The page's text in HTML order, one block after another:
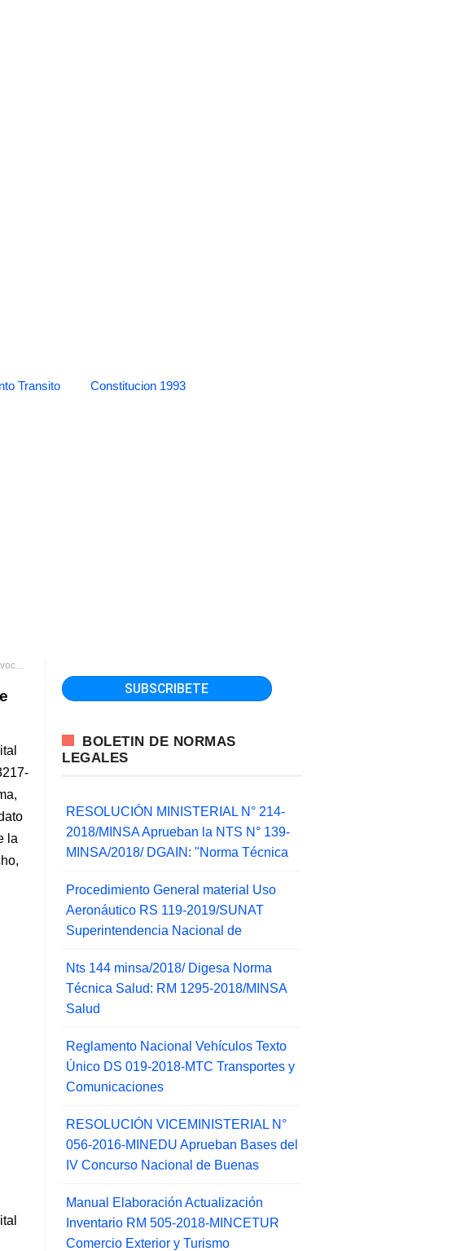
Transito Constitucion 1993
de la
la
BOLETIN DE NORMAS
LEGALES
RESOLUCIÓN MINISTERIAL N° 214-
2018/MINSA Aprueban la NTS N° 139-
MINSA/2018/ DGAIN: "Norma Técnica
Procedimiento General material Uso
Aeronáutico RS 119-2019/SUNAT
Superintendencia Nacional de
Nts 144 minsa/2018/ Digesa Norma
Técnica Salud: RM 1295-2018/MINSA
Salud
Reglamento Nacional Vehículos Texto
Único DS 019-2018-MTC Transportes y
Comunicaciones
RESOLUCIÓN VICEMINISTERIAL N°
056-2016-MINEDU Aprueban Bases del
IV Concurso Nacional de Buenas
Manual Elaboración Actualización
Inventario RM 505-2018-MINCETUR
Comercio Exterior y Turismo